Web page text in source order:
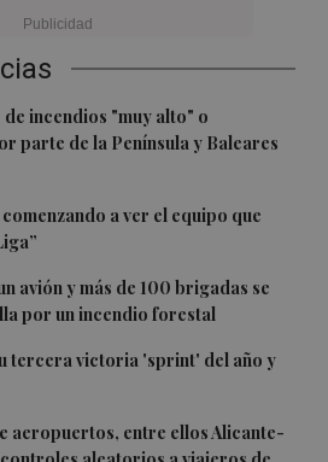
incendios "muy alto" o
parte de la Península y Baleares
a ver el equipo que
avión y más de 100 brigadas se
por un incendio forestal
tercera victoria 'sprint' del año y
aeropuertos, entre ellos Alicante-